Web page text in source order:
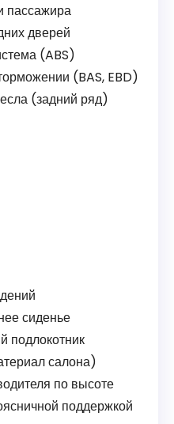
пассажира
дверей
(ABS)
(BAS, EBD)
(задний ряд)
сиденье
подлокотник
салона)
по высоте
поддержкой